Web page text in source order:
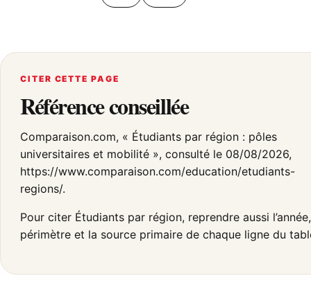
CITER CETTE PAGE
Référence conseillée
Comparaison.com, « Étudiants par région : pôles
universitaires et mobilité », consulté le 08/08/2026,
https://www.comparaison.com/education/etudiants-
regions/.
Pour citer Étudiants par région, reprendre aussi
périmètre et la source primaire de chaque ligne du